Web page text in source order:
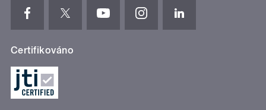
Certifikováno